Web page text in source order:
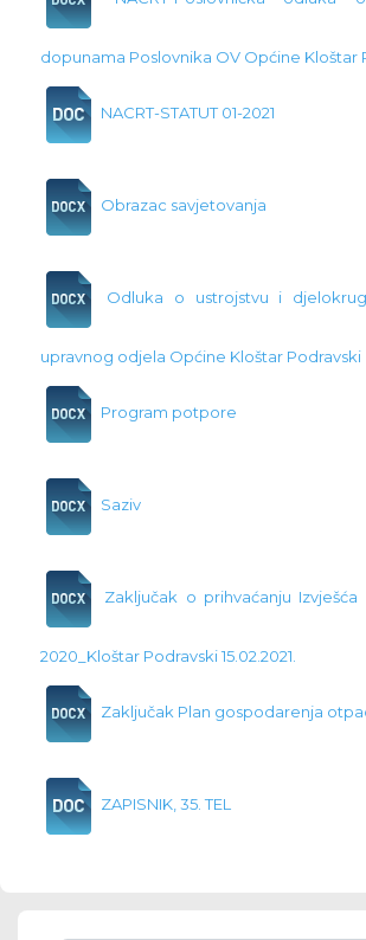
dopunama Poslovnika OV Općine Kloštar
NACRT-STATUT 01-2021
Obrazac savjetovanja
Odluka o ustrojstvu i
upravnog odjela Općine Kloštar Podravski
Program potpore
Saziv
Zaključak o prihvaćanju
2020_Kloštar Podravski 15.02.2021.
Zaključak Plan gospodarenja
ZAPISNIK, 35. TEL